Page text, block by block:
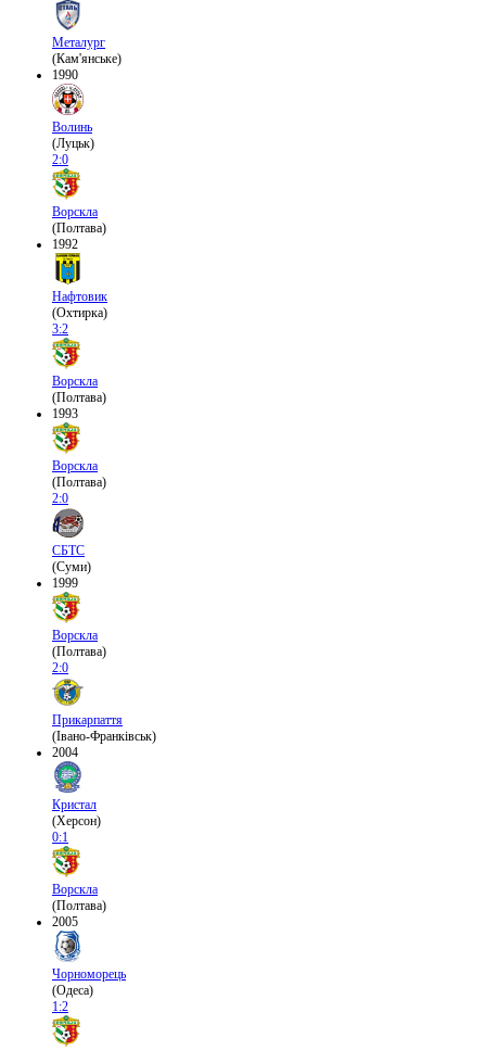
Металург
(Кам'янське)
1990
Волинь
(Луцьк)
2:0
Ворскла
(Полтава)
1992
Нафтовик
(Охтирка)
3:2
Ворскла
(Полтава)
1993
Ворскла
(Полтава)
2:0
СБТС
(Суми)
1999
Ворскла
(Полтава)
2:0
Прикарпаття
(Івано-Франківськ)
2004
Кристал
(Херсон)
0:1
Ворскла
(Полтава)
2005
Чорноморець
(Одеса)
1:2